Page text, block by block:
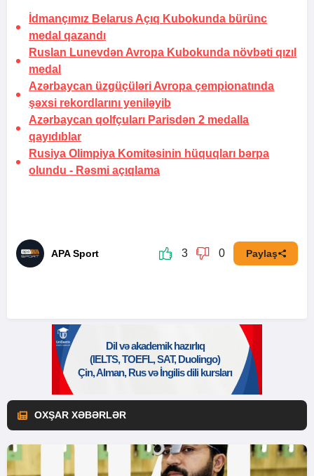
İdmançımız Belarus Açıq Kubokunda bürünc
medal qazandı
Ruslan Lunevdən Avropa Kubokunda növbəti qızıl
medal
Azərbaycan üzgüçüləri Avropa çempionatında
şəxsi rekordlarını yeniləyib
Azərbaycan qolfçuları Parisdən 2 medalla
qayıdıblar
Rusiya Olimpiya Komitəsinin hüquqları bərpa
olundu - Rəsmi açıqlama
APA Sport 3 0 Paylaş
OXŞAR XƏBƏRLƏR